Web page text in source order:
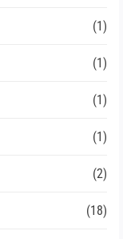
(1)
(1)
(1)
(1)
(2)
(18)